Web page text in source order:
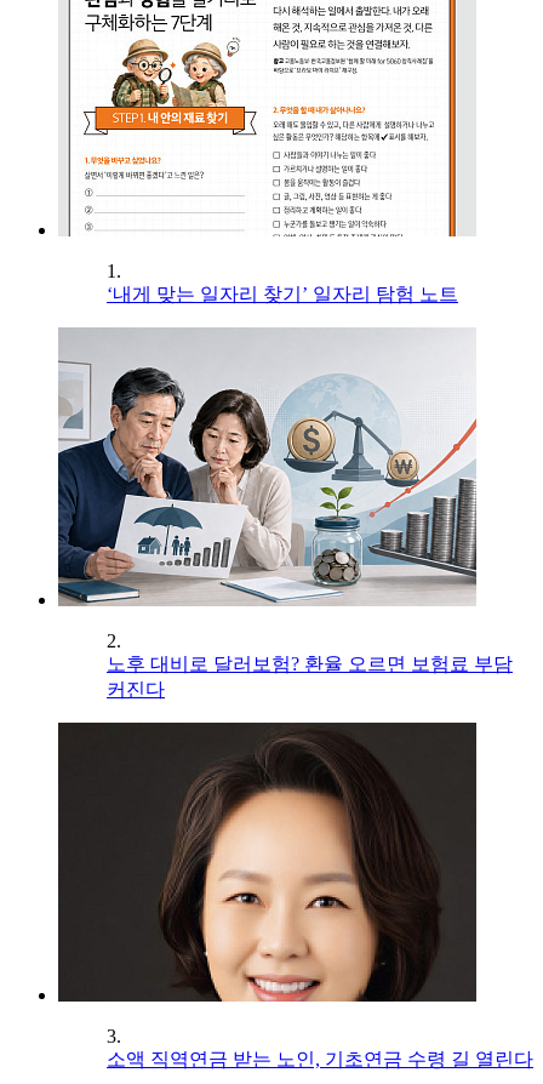
1.
‘내게 맞는 일자리 찾기’ 일자리 탐험 노트
2.
노후 대비로 달러보험? 환율 오르면 보험료 부담
커진다
3.
소액 직역연금 받는 노인, 기초연금 수령 길 열린다